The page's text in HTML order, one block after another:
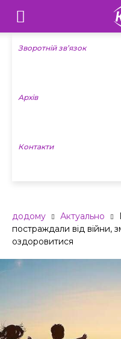
Телебачення
«Капрі»
Новини
Зворотній зв’язок
Архів
Контакти
додому Актуально
постраждали від війни,
оздоровитися